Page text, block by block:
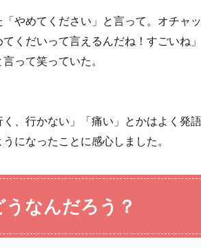
やめてください」と言って。オチャ
くだいって言えるんだね！すごいね
って笑っていた。
く、行かない」「痛い」とかはよく発
になったことに感心しました。
なんだろう？